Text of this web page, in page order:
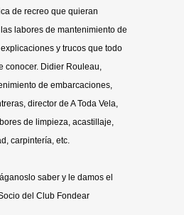
de recreo que quieran
labores de mantenimiento de
y trucos que todo
conocer. Didier Rouleau,
de embarcaciones,
director de A Toda Vela,
de limpieza, acastillaje,
carpintería, etc.
saber y le damos el
del Club Fondear